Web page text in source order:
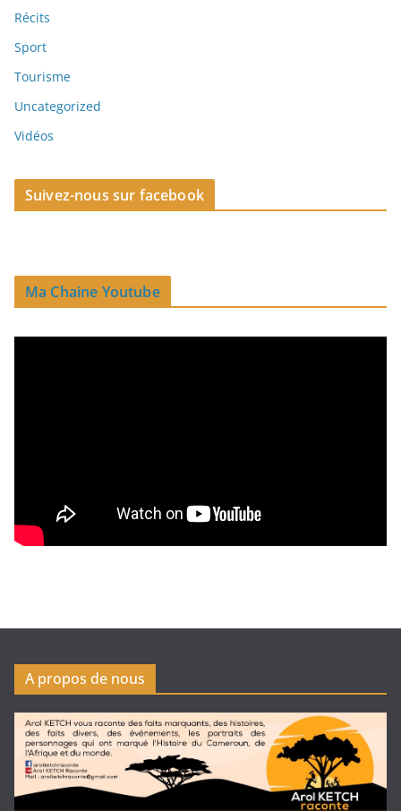
Récits
Sport
Tourisme
Uncategorized
Vidéos
Suivez-nous sur facebook
Ma Chaine Youtube
A propos de nous